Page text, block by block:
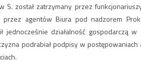
S. został zatrzymany przez
agentów Biura pod nadzorem
jednocześnie działalność gospodarczą
podrabiał podpisy w